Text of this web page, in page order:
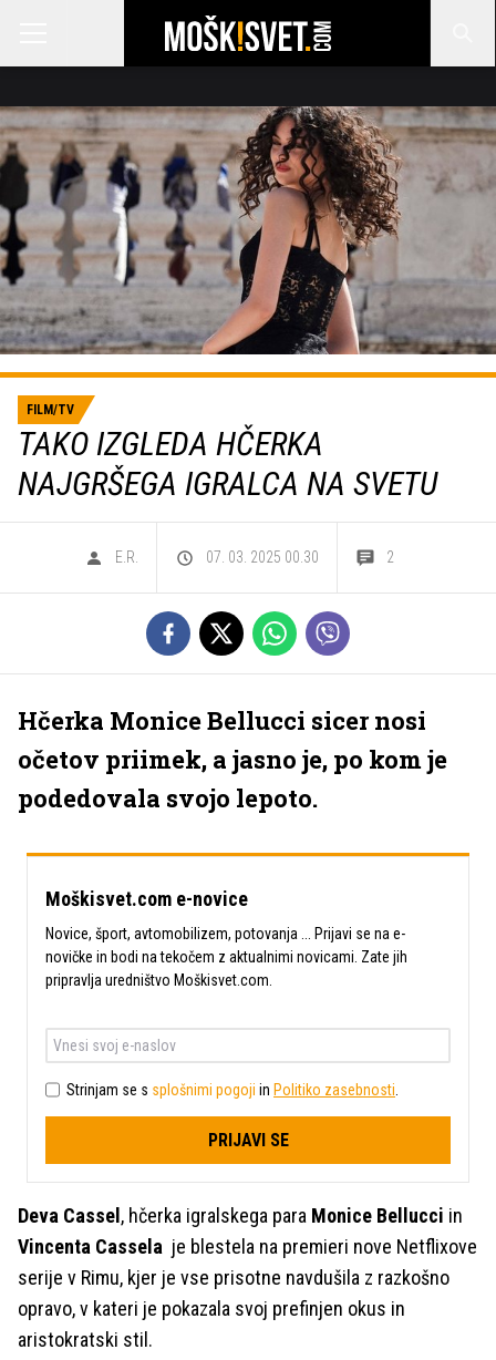
FILM/TV
TAKO IZGLEDA HČERKA
NAJGRŠEGA IGRALCA NA SVETU
E.R. 07. 03. 2025 00.30 2
Hčerka Monice Bellucci sicer nosi
očetov priimek, a jasno je, po kom je
podedovala svojo lepoto.
Moškisvet.com e-novice
Novice, šport, avtomobilizem, potovanja ... Prijavi se na e-
novičke in bodi na tekočem z aktualnimi novicami. Zate jih
pripravlja uredništvo Moškisvet.com.
Strinjam se s splošnimi pogoji in Politiko zasebnosti
PRIJAVI SE
Deva Cassel , hčerka igralskega para Monice Bellucci in
Vincenta Cassela je blestela na premieri nove Netflixove
serije v Rimu, kjer je vse prisotne navdušila z razkošno
opravo, v kateri je pokazala svoj prefinjen okus in
aristokratski stil.